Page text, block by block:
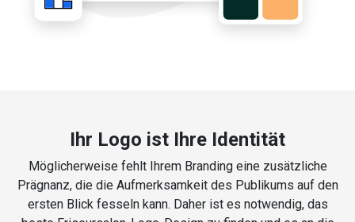
Ihr Logo ist Ihre Identität
Möglicherweise fehlt Ihrem Branding eine zusätzliche
Prägnanz, die die Aufmerksamkeit des Publikums auf den
ersten Blick fesseln kann. Daher ist es notwendig, das